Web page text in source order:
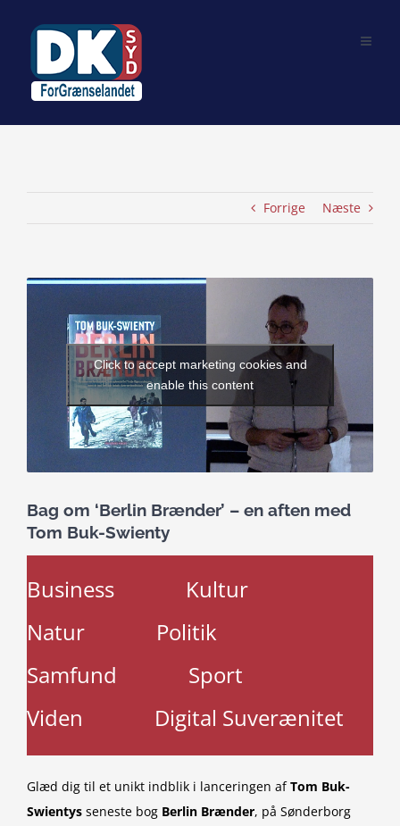
Forrige Næste
View
Click to accept marketing cookies and
enable this content
Bag om ‘Berlin Brænder’ – en aften med
Tom Buk-Swienty
Business
Kultur
Natur
Politik
Samfund
Sport
Viden
Digital Suverænitet
Glæd dig til et unikt indblik i lanceringen afTom Buk-
Swientys seneste bog Berlin Brænder, på Sønderborg